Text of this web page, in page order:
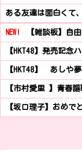
ある友達は面白くて
NEW! 【雑談板】自
【HKT48】発売記
【HKT48】 あしや
【市村愛里 】青春
【坂口理子】おめで